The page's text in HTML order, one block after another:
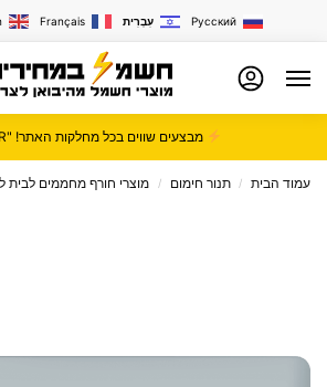
Français עִבְרִית Русский
מבצעים שווים בכל מחלקות האתר! "SUMMER"
עמוד הבית / תנור חימום / מוצרי חורף מחממים